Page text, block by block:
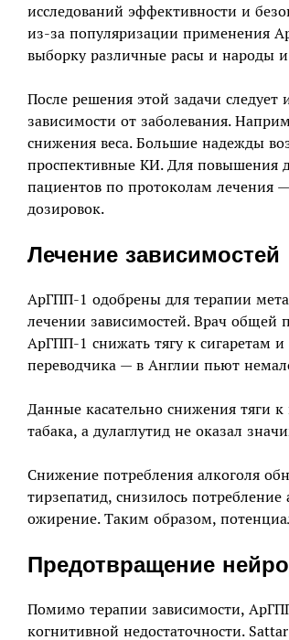
исследований эффективности и
из-за популяризации применения
выборку различные расы и народы
После решения этой задачи
зависимости от заболевания.
снижения веса. Большие надежды
проспективные КИ. Для повышения
пациентов по протоколам лечения
дозировок.
Лечение зависимостей
АрГПП-1 одобрены для терапии
лечении зависимостей. Врач общей
АрГПП-1 снижать тягу к сигаретам
переводчика — в Англии пьют
Данные касательно снижения тяги
табака, а дулаглутид не оказал
Снижение потребления алкоголя
тирзепатид, снизилось
ожирение. Таким образом,
Предотвращение
Помимо терапии зависимости,
когнитивной недостаточности.